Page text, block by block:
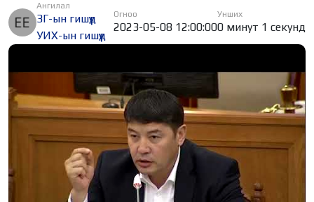
Ангилал
ЗГ-ын гишүүд
УИХ-ын гишүүд
Огноо
2023-05-08 12:00:00
Унших
0 минут 1 секунд